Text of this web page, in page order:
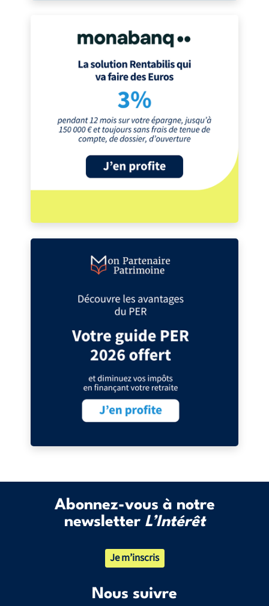
Abonnez-vous à notre
newsletter L’Intérêt
Je m’inscris
Nous suivre